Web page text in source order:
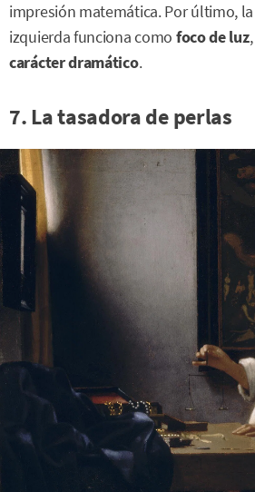
impresión matemática. Por último, la
izquierda funciona como foco de luz
carácter dramático.
7. La tasadora de perlas